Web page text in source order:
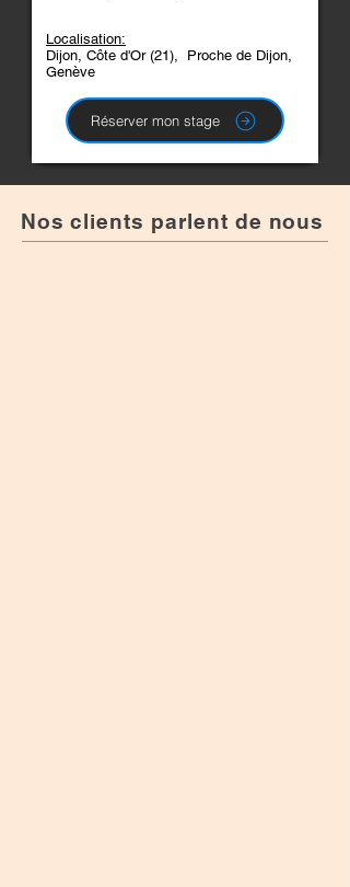
Localisation:
Dijon, Côte d'Or (21), Proche de Dijon,
Genève
Réserver mon stage
Nos clients parlent de nous